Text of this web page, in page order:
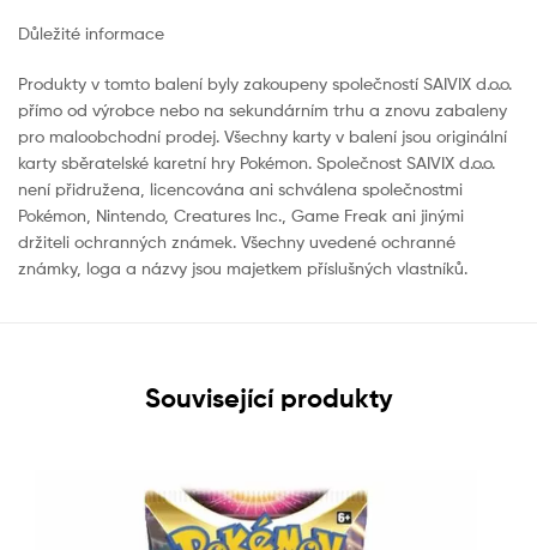
Důležité informace
Produkty v tomto balení byly zakoupeny společností SAIVIX d.o.o.
přímo od výrobce nebo na sekundárním trhu a znovu zabaleny
pro maloobchodní prodej. Všechny karty v balení jsou originální
karty sběratelské karetní hry Pokémon. Společnost SAIVIX d.o.o.
není přidružena, licencována ani schválena společnostmi
Pokémon, Nintendo, Creatures Inc., Game Freak ani jinými
držiteli ochranných známek. Všechny uvedené ochranné
známky, loga a názvy jsou majetkem příslušných vlastníků.
Související produkty